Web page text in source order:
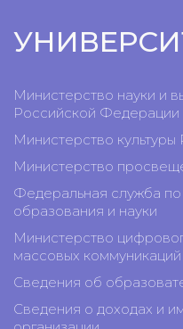
Министерство науки и
Российской Федерации
Министерство
Министерство
Федеральная служба
образования и науки
Министерство
массовых
Сведения об
Сведения о доходах и